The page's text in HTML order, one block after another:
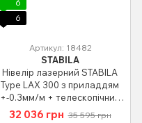
6
6
Артикул: 18482
STABILA
Нівелір лазерний STABILA
Type LAX 300 з приладдям
+-0.3мм/м + телескопічний
штатив LT 30 (20-365 см)
32 036 грн 35 595 грн